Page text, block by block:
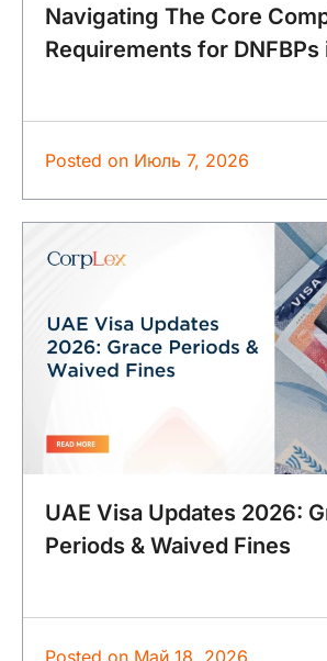
Navigating The Core
Requirements for DNFBPs
Posted on Июль 7, 2026
UAE Visa Updates 2026:
Periods & Waived Fines
Posted on Май 18, 2026